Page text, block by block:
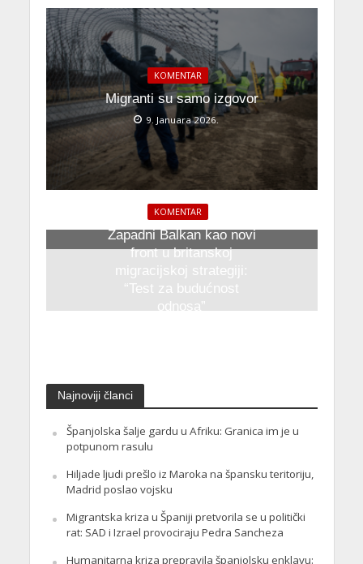
KOMENTAR
Migranti su samo izgovor
9. Januara 2026.
KOMENTAR
Zapadni Balkan kao novi
front u britanskoj
migracijskoj strategiji:
“Test za budućnost
odnosa”
Najnoviji članci
Španjolska šalje gardu u Afriku: Granica im je u
potpunom rasulu
Hiljade ljudi prešlo iz Maroka na špansku teritoriju,
Madrid poslao vojsku
Migrantska kriza u Španiji pretvorila se u politički
rat: SAD i Izrael provociraju Pedra Sancheza
Humanitarna kriza prepravila španjolsku enklavu: